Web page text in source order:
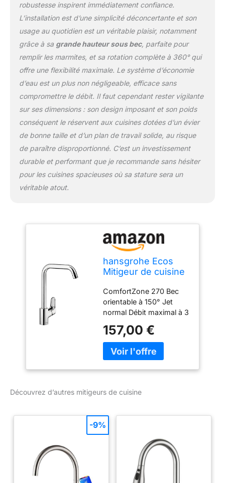
robustesse inspirent immédiatement confiance.
L’installation est d’une simplicité déconcertante et son
usage au quotidien est un véritable plaisir, notamment
grâce à sa grande hauteur sous bec, parfaite pour
remplir les marmites, et sa rotation complète à 360° qui
offre une flexibilité maximale. Le système d’économie
d’eau est un plus non négligeable, efficace sans
compromettre le débit. Il faut cependant rester vigilante
sur ses dimensions : son design imposant et son poids
conséquent le réservent aux cuisines dotées d’un évier
de bonne taille et d’un plan de travail solide, au risque
de paraître disproportionné. C’est un investissement
durable et performant que je recommande sans hésiter
pour les cuisines spacieuses où sa stature sera un
véritable atout.
hansgrohe Ecos
Mitigeur de cuisine
14816000
ComfortZone 270 Bec
orientable à 150° Jet
normal Débit maximal à 3
céramique à 2 vitesses
Raccordement flexible G
⅜ Limiteur de
157,00 €
Découvrez d’autres mitigeurs de cuisine
-9%